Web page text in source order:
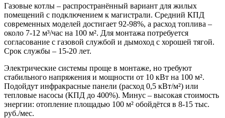
Газовые котлы – распространённый вариант для жилых
помещений с подключением к магистрали. Средний КПД
современных моделей достигает 92-98%, а расход топлива –
около 7-12 м³/час на 100 м². Для монтажа потребуется
согласование с газовой службой и дымоход с хорошей тягой.
Срок службы – 15-20 лет.
Электрические системы проще в монтаже, но требуют
стабильного напряжения и мощности от 10 кВт на 100 м².
Подойдут инфракрасные панели (расход 0,5 кВт/м²) или
тепловые насосы (КПД до 400%). Минус – высокая стоимость
энергии: отопление площадью 100 м² обойдётся в 8-15 тыс.
руб./мес.